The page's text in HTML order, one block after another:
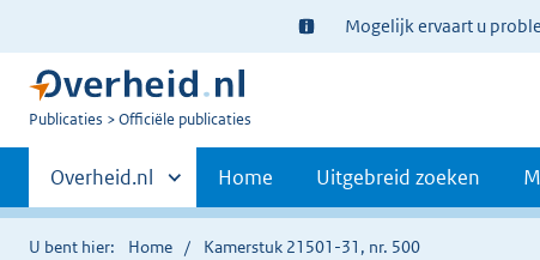
Ter
informatie:
Mogelijk ervaart u
U
Publicaties Officiële publicaties
Primaire
navigatie
Andere
sites
binnen
Overheid.nl Home Uitgebreid zoeken
U bent hier: Home Kamerstuk 21501-31, nr. 500